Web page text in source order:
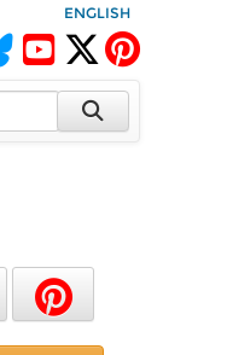
ENGLISH